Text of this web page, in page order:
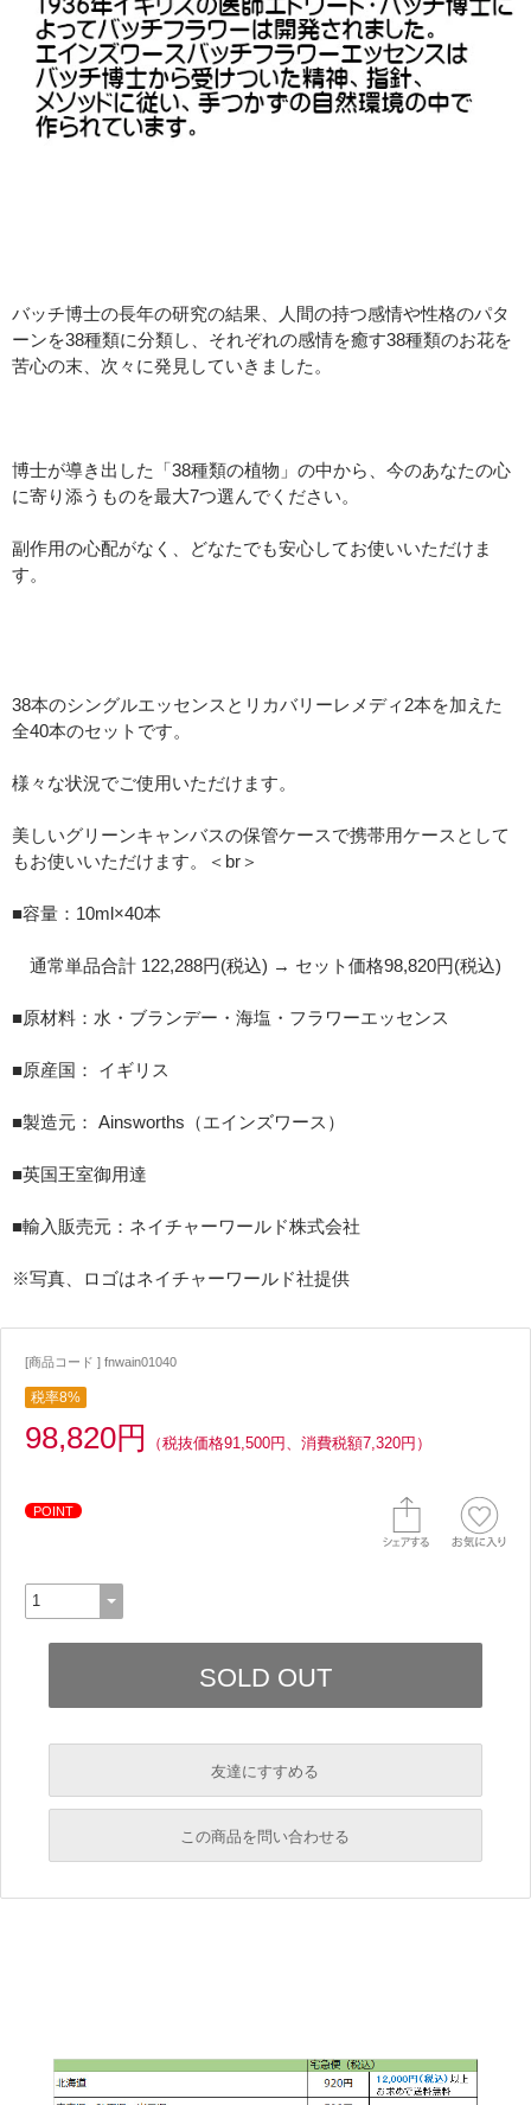
バッチ博士の長年の研究の結果、人間の持つ感情や性格のパタ
ーンを38種類に分類し、それぞれの感情を癒す38種類のお花を
苦心の末、次々に発見していきました。
博士が導き出した「38種類の植物」の中から、今のあなたの心
に寄り添うものを最大7つ選んでください。
副作用の心配がなく、どなたでも安心してお使いいただけま
す。
38本のシングルエッセンスとリカバリーレメディ2本を加えた
全40本のセットです。
様々な状況でご使用いただけます。
美しいグリーンキャンバスの保管ケースで携帯用ケースとして
もお使いいただけます。＜br＞
■容量：10ml×40本
通常単品合計 122,288円(税込) → セット価格98,820円(税込)
■原材料：水・ブランデー・海塩・フラワーエッセンス
■原産国： イギリス
■製造元： Ainsworths（エインズワース）
■英国王室御用達
■輸入販売元：ネイチャーワールド株式会社
※写真、ロゴはネイチャーワールド社提供
[商品コード ] fnwain01040
税率8%
98,820円 （税抜価格91,500円、消費税額7,320円）
POINT
友達にすすめる
必須
この商品を問い合わせる